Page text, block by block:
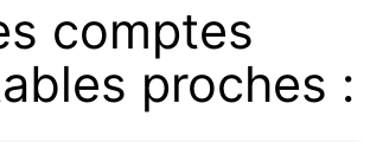
comptes
proches :